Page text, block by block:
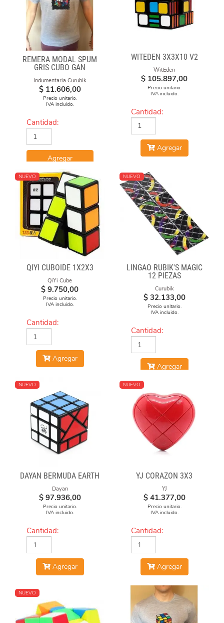
REMERA MODAL SPUM
GRIS CUBO GAN
Indumentaria Curubik
$ 11.606,00
Precio unitario.
IVA incluido.
Cantidad:
Agregar
WITEDEN 3X3X10 V2
WitEden
$ 105.897,00
Precio unitario.
IVA incluido.
Cantidad:
Agregar
NUEVO
QIYI CUBOIDE 1X2X3
QiYi Cube
$ 9.750,00
Precio unitario.
IVA incluido.
Cantidad:
Agregar
NUEVO
LINGAO RUBIK'S MAGIC
12 PIEZAS
Curubik
$ 32.133,00
Precio unitario.
IVA incluido.
Cantidad:
Agregar
NUEVO
DAYAN BERMUDA EARTH
Dayan
$ 97.936,00
Precio unitario.
IVA incluido.
Cantidad:
Agregar
NUEVO
YJ CORAZON 3X3
YJ
$ 41.377,00
Precio unitario.
IVA incluido.
Cantidad:
Agregar
NUEVO